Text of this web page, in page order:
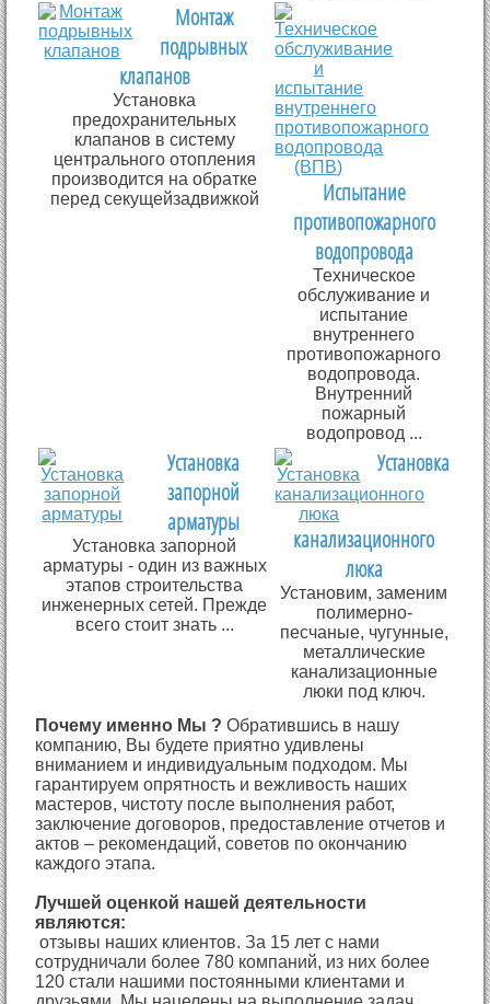
Монтаж
подрывных
клапанов
Установка
предохранительных
клапанов в систему
центрального отопления
производится на обратке
перед секущейзадвижкой
Испытание
противопожарного
водопровода
Техническое
обслуживание и
испытание
внутреннего
противопожарного
водопровода.
Внутренний
пожарный
водопровод ...
Установка
запорной
арматуры
Установка запорной
арматуры - один из важных
этапов строительства
инженерных сетей. Прежде
всего стоит знать ...
Установка
канализационного
люка
Установим, заменим
полимерно-
песчаные, чугунные,
металлические
канализационные
люки под ключ.
Почему именно Мы ? Обратившись в нашу
компанию, Вы будете приятно удивлены
вниманием и индивидуальным подходом. Мы
гарантируем опрятность и вежливость наших
мастеров, чистоту после выполнения работ,
заключение договоров, предоставление отчетов и
актов – рекомендаций, советов по окончанию
каждого этапа.
Лучшей оценкой нашей деятельности
являются:
отзывы наших клиентов. За 15 лет с нами
сотрудничали более 780 компаний, из них более
120 стали нашими постоянными клиентами и